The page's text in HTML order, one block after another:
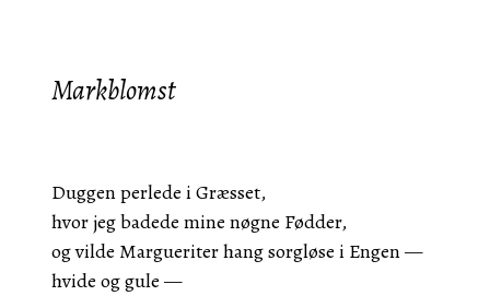
Markblomst
Duggen perlede i Græsset,
hvor jeg badede mine nøgne Fødder,
og vilde Margueriter hang sorgløse i Engen —
hvide og gule —